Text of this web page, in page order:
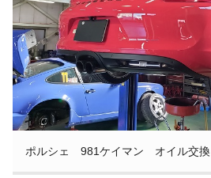
ポルシェ 981ケイマン オイル交換